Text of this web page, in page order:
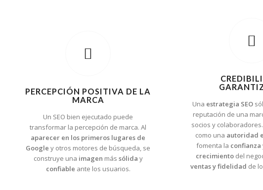
PERCEPCIÓN POSITIVA DE LA
MARCA
Un SEO bien ejecutado puede
transformar la percepción de marca. Al
aparecer en los primeros lugares de
Google y otros motores de búsqueda, se
construye una imagen más sólida y
confiable ante los usuarios.
Una estrategia SEO
reputación de una
socios y
como una autoridad
fomenta la confianza
crecimiento del
ventas y fidelidad de